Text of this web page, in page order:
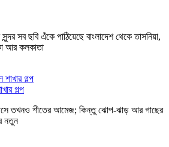
সব ছবি এঁকে পাঠিয়েছে বাংলাদেশ থেকে তাসনিয়া,
আর কলকাতা
গল্প
তখনও শীতের আমেজ; কিন্তু ঝোপ-ঝাড় আর গাছের
নতুন